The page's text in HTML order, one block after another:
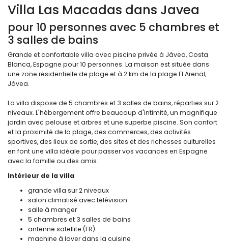
Villa Las Macadas dans Javea
pour 10 personnes avec 5 chambres et
3 salles de bains
Grande et confortable villa avec piscine privée à Jávea, Costa
Blanca, Espagne pour 10 personnes. La maison est située dans
une zone résidentielle de plage et à 2 km de la plage El Arenal,
Jávea.
La villa dispose de 5 chambres et 3 salles de bains, réparties sur 2
niveaux. L'hébergement offre beaucoup d'intimité, un magnifique
jardin avec pelouse et arbres et une superbe piscine. Son confort
et la proximité de la plage, des commerces, des activités
sportives, des lieux de sortie, des sites et des richesses culturelles
en font une villa idéale pour passer vos vacances en Espagne
avec la famille ou des amis.
Intérieur de la villa
grande villa sur 2 niveaux
salon climatisé avec télévision
salle à manger
5 chambres et 3 salles de bains
antenne satellite (FR)
machine à laver dans la cuisine